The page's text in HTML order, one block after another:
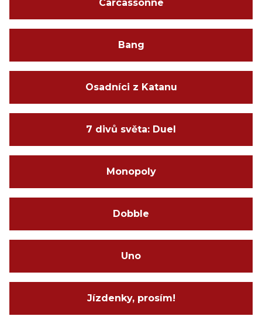
Carcassonne
Bang
Osadníci z Katanu
7 divů světa: Duel
Monopoly
Dobble
Uno
Jízdenky, prosím!